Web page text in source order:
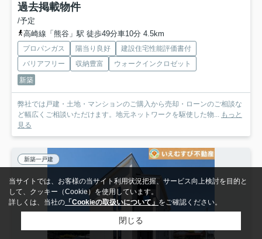
過去掲載物件
/予定
高崎線「熊谷」駅 徒歩49分車10分 4.5km
プロパンガス 陽当り良好
建設住宅性能評価書付
バリアフリー
収納豊富
ウォークインクロゼット
新築
弊社では戸建・土地・マンションのご購入から売却・ローンのご相談な
ど幅広くご相談いただけます。地元ネットワークを駆使した物... もっと
見る
新築一戸建
当サイトでは、お客様の当サイト利用状況把握、サービス向上検討を目的と
して、クッキー（Cookie）を使用しています。
詳しくは、当社の 「Cookieの取扱いについて」 をご確認ください。
閉じる